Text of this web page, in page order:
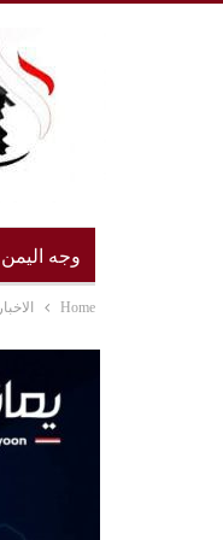
وجه اليمن
Home الاخبار